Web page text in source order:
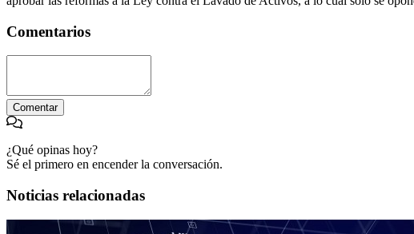
Comentarios
Comentar
¿Qué opinas hoy?
Sé el primero en encender la conversación.
Noticias relacionadas